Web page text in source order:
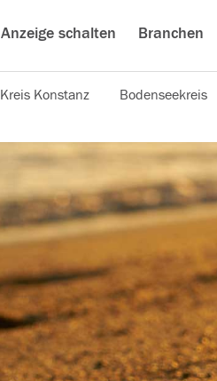
Anzeige schalten Branchen
Kreis Konstanz Bodenseekreis